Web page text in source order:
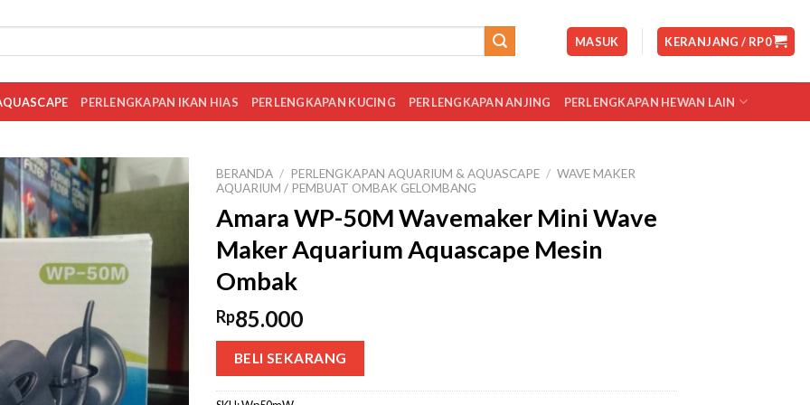
MASUK KERANJANG / RP0
PERLENGKAPAN IKAN HIAS PERLENGKAPAN KUCING PERLENGKAPAN ANJING PERLENGKAPAN HEWAN LAIN
BERANDA / PERLENGKAPAN AQUARIUM & AQUASCAPE / WAVE MAKER
AQUARIUM / PEMBUAT OMBAK GELOMBANG
Amara WP-50M Wavemaker Mini Wave
Maker Aquarium Aquascape Mesin
Ombak
Rp85.000
BELI SEKARANG